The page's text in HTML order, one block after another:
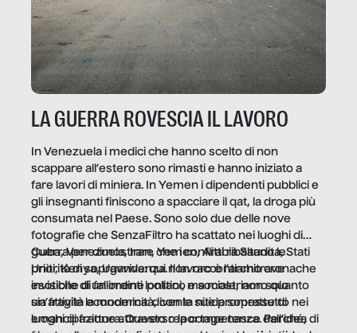
LA GUERRA ROVESCIA IL LAVORO
In Venezuela i medici che hanno scelto di non
scappare all’estero sono rimasti e hanno iniziato a
fare lavori di miniera. In Yemen i dipendenti pubblici e
gli insegnanti finiscono a spacciare il qat, la droga più
consumata nel Paese. Sono solo due delle nove
fotografie che SenzaFiltro ha scattato nei luoghi di
guerra per dimostrare che i conflitti ribaltano le
priorità di sopravvivenza. Il lavoro è l’architrave
invisibile di un ordine politico e sociale, non solo
un’attività economica: diventa nitida soprattutto nei
luoghi di frattura. Questo reportage nasce dall’idea
Cuba, Venezuela, Iran, Yemen, Arabia Saudita, Stati
Uniti, Kenya, Uganda: qui non raccontiamo cronache
esotiche di fallimenti lontani, ma mostriamo quanto
sia fragile la modernità, con le sue promesse di
emancipazione attraverso la competenza. Perché, di